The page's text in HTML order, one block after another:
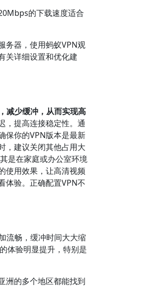
的下载速度适合
务器，使用蚂蚁VPN观
关详细设置和优化建
减少缓冲，从而实现高
，提高连接稳定性。通
保你的VPN版本是最新
，建议关闭其他占用大
是在家庭或办公室环境
使用效果，让高清视频
体验。正确配置VPN不
流畅，缓冲时间大大缩
体验明显提升，特别是
洲的多个地区都能找到